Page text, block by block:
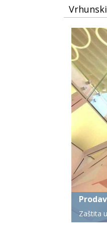
Više